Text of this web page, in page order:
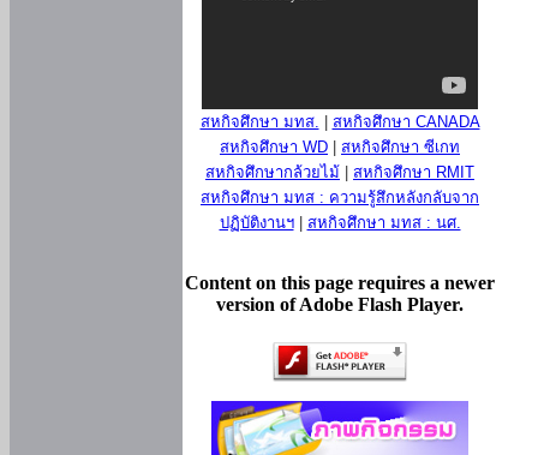
สหกิจศึกษา มทส.
สหกิจศึกษา CANADA
สหกิจศึกษา WD
สหกิจศึกษา ซีเกท
สหกิจศึกษากล้วยไม้
สหกิจศึกษา RMIT
สหกิจศึกษา มทส : ความรู้สึกหลังกลับจาก
ปฏิบัติงานฯ| สหกิจศึกษา มทส : นศ.
Content on this page requires a newer
version of Adobe Flash Player.